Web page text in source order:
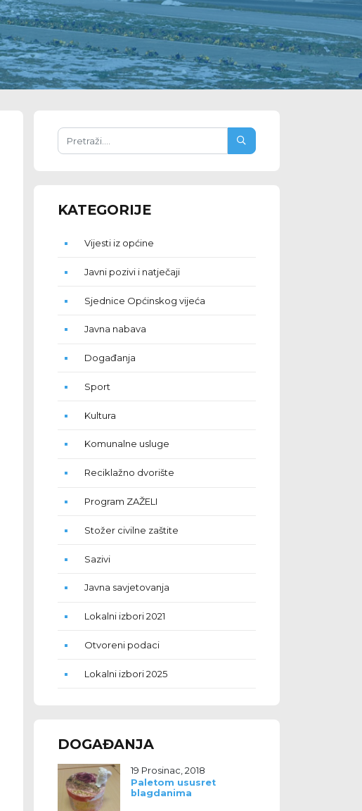
KATEGORIJE
Vijesti iz općine
Javni pozivi i natječaji
Sjednice Općinskog vijeća
Javna nabava
Događanja
Sport
Kultura
Komunalne usluge
Reciklažno dvorište
Program ZAŽELI
Stožer civilne zaštite
Sazivi
Javna savjetovanja
Lokalni izbori 2021
Otvoreni podaci
Lokalni izbori 2025
DOGAĐANJA
19 Prosinac, 2018
Paletom ususret
blagdanima